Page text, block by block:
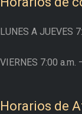
LUNES A JUEVES
VIERNES 7:00 a.m.
Horarios de